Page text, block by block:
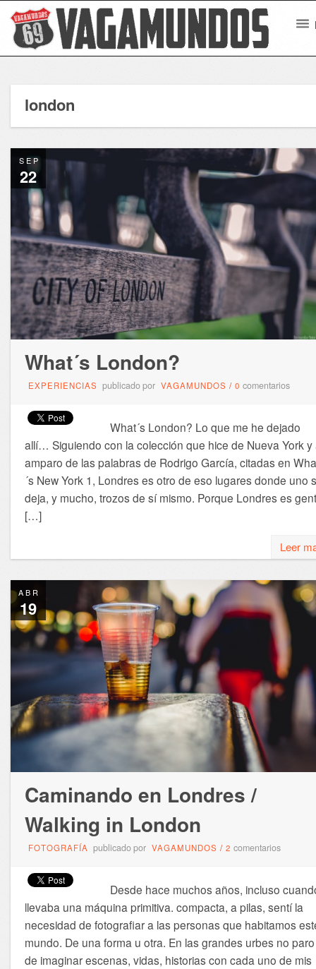
london
SEP
22
What´s London?
EXPERIENCIAS publicado por VAGAMUNDOS / 0 comentarios
What´s London? Lo que me he dejado
allí… Siguiendo con la colección que hice de Nueva York y
amparo de las palabras de Rodrigo García, citadas en
´s New York 1, Londres es otro de eso lugares donde uno
deja, y mucho, trozos de sí mismo. Porque Londres es
[…]
Leer
ABR
19
Caminando en Londres /
Walking in London
FOTOGRAFÍA publicado por VAGAMUNDOS / 2 comentarios
Desde hace muchos años, incluso
llevaba una máquina primitiva. compacta, a pilas, sentí la
necesidad de fotografiar a las personas que habitamos
mundo. De una forma u otra. En las grandes urbes no paro
de imaginar escenas, vidas, historias con cada uno de mis